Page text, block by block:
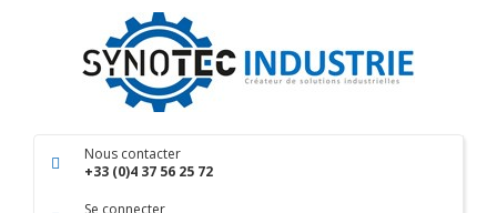
Nous contacter
+33 (0)4 37 56 25 72
Se connecter